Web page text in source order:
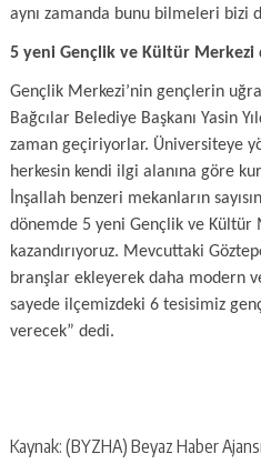
aynı zamanda bunu bilmeleri bizi
5 yeni Gençlik ve Kültür Merkezi
Gençlik Merkezi’nin gençlerin
Bağcılar Belediye Başkanı Yasin
zaman geçiriyorlar. Üniversiteye
herkesin kendi ilgi alanına göre
İnşallah benzeri mekanların
dönemde 5 yeni Gençlik ve Kültür
kazandırıyoruz. Mevcuttaki
branşlar ekleyerek daha modern
sayede ilçemizdeki 6 tesisimiz
verecek” dedi.
Kaynak: (BYZHA) Beyaz Haber Ajansı